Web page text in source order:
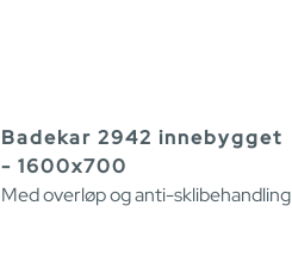
Badekar 2942 innebygget
- 1600x700
Med overløp og anti-sklibehandling